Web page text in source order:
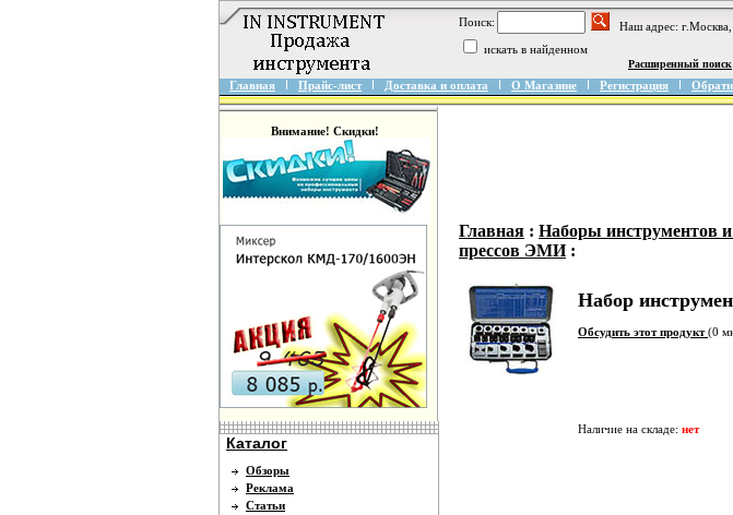
Поиск:
Наш адрес:
искать в найденном
Расширенный поиск
Главная Прайс-лист Доставка и оплата О Магазине Регистрация
Внимание! Скидки!
Каталог
Обзоры
Реклама
Статьи
Главная : Наборы инструментов
прессов ЭМИ:
Набор
Обсудить этот продукт(0
Наличие на складе: нет